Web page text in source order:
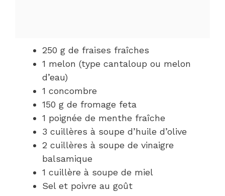
250 g de fraises fraîches
1 melon (type cantaloup ou melon
d’eau)
1 concombre
150 g de fromage feta
1 poignée de menthe fraîche
3 cuillères à soupe d’huile d’olive
2 cuillères à soupe de vinaigre
balsamique
1 cuillère à soupe de miel
Sel et poivre au goût